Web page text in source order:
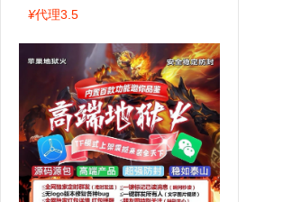
TestFlight稳定版上架，激活认准
¥代理3.5